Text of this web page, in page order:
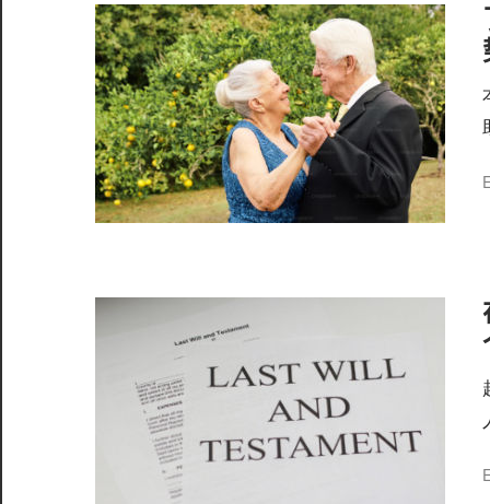
服
务
社
区